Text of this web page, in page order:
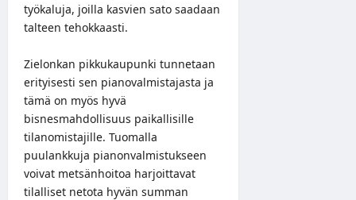
työkaluja, joilla kasvien sato saadaan
talteen tehokkaasti.
Zielonkan pikkukaupunki tunnetaan
erityisesti sen pianovalmistajasta ja
tämä on myös hyvä
bisnesmahdollisuus paikallisille
tilanomistajille. Tuomalla
puulankkuja pianonvalmistukseen
voivat metsänhoitoa harjoittavat
tilalliset netota hyvän summan